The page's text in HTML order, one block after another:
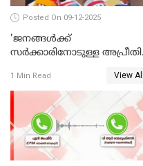
Posted On 09-12-2025
'ജനങ്ങള്‍ക്ക്
സര്‍ക്കാരിനോടുള്ള അപ്രീതി
പ്രതിഫലിക്കും'; കെ.സി
വേണുഗോപാല്‍ WATCH
1 Min Read View All